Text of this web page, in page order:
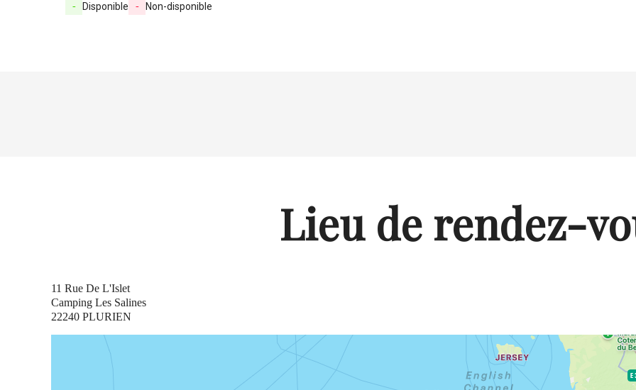
- Disponible - Non-disponible
Lieu de rendez-
11 Rue De L'Islet
Camping Les Salines
22240 PLURIEN